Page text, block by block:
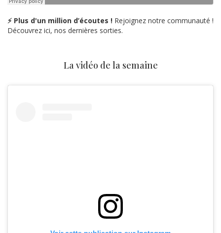
⚡ Plus d'un million d’écoutes ! Rejoignez notre communauté !
Découvrez ici, nos dernières sorties.
La vidéo de la semaine